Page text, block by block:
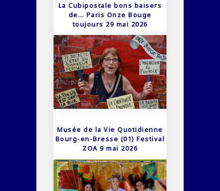
La Cubipostale bons baisers
de… Paris Onze Bouge
toujours 29 mai 2026
Musée de la Vie Quotidienne
Bourg-en-Bresse (01) Festival
ZOA 9 mai 2026